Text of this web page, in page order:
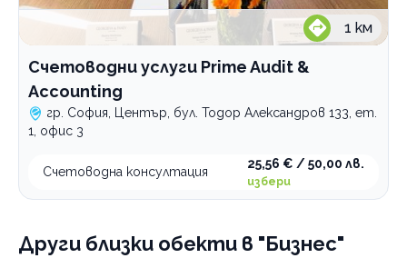
1 км
Счетоводни услуги Prime Audit &
Accounting
гр. София, Център, бул. Тодор Александров 133, ет.
1, офис 3
Счетоводна консултация
25,56 € / 50,00 лв.
избери
Други близки обекти в "Бизнес"